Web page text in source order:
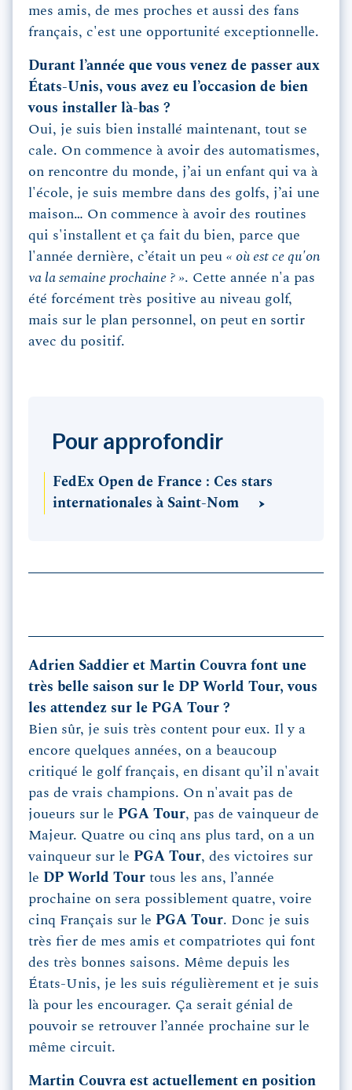
mes amis, de mes proches et aussi des fans
français, c'est une opportunité exceptionnelle.
Durant l’année que vous venez de passer aux
États-Unis, vous avez eu l’occasion de bien
vous installer là-bas ?
Oui, je suis bien installé maintenant, tout se
cale. On commence à avoir des automatismes,
on rencontre du monde, j’ai un enfant qui va à
l'école, je suis membre dans des golfs, j’ai une
maison… On commence à avoir des routines
qui s'installent et ça fait du bien, parce que
l'année dernière, c’était un peu « où est ce qu'on
va la semaine prochaine ? ». Cette année n'a pas
été forcément très positive au niveau golf,
mais sur le plan personnel, on peut en sortir
avec du positif.
Pour approfondir
FedEx Open de France : Ces stars
internationales à Saint-Nom
Adrien Saddier et Martin Couvra font une
très belle saison sur le DP World Tour, vous
les attendez sur le PGA Tour ?
Bien sûr, je suis très content pour eux. Il y a
encore quelques années, on a beaucoup
critiqué le golf français, en disant qu’il n'avait
pas de vrais champions. On n'avait pas de
joueurs sur le PGA Tour, pas de vainqueur de
Majeur. Quatre ou cinq ans plus tard, on a un
vainqueur sur le PGA Tour, des victoires sur
le DP World Tour tous les ans, l’année
prochaine on sera possiblement quatre, voire
cinq Français sur le PGA Tour. Donc je suis
très fier de mes amis et compatriotes qui font
des très bonnes saisons. Même depuis les
États-Unis, je les suis régulièrement et je suis
là pour les encourager. Ça serait génial de
pouvoir se retrouver l’année prochaine sur le
même circuit.
Martin Couvra est actuellement en position